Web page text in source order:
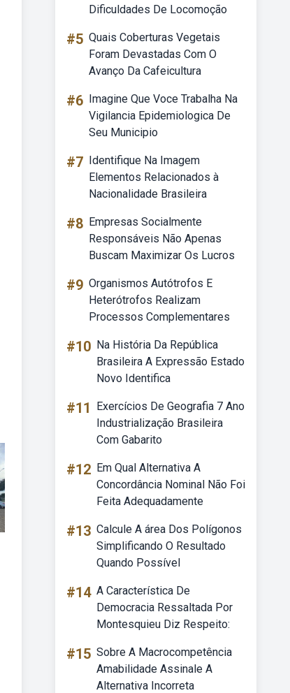
Dificuldades De Locomoção
#5 Quais Coberturas Vegetais
Foram Devastadas Com O
Avanço Da Cafeicultura
#6 Imagine Que Voce Trabalha Na
Vigilancia Epidemiologica De
Seu Municipio
#7 Identifique Na Imagem
Elementos Relacionados à
Nacionalidade Brasileira
#8 Empresas Socialmente
Responsáveis Não Apenas
Buscam Maximizar Os Lucros
#9 Organismos Autótrofos E
Heterótrofos Realizam
Processos Complementares
#10 Na História Da República
Brasileira A Expressão Estado
Novo Identifica
#11
Exercícios De Geografia 7 Ano
Industrialização Brasileira
Com Gabarito
#12 Em Qual Alternativa A
Concordância Nominal Não Foi
Feita Adequadamente
#13 Calcule A área Dos Polígonos
Simplificando O Resultado
Quando Possível
#14 A Característica De
Democracia Ressaltada Por
Montesquieu Diz Respeito:
#15 Sobre A Macrocompetência
Amabilidade Assinale A
Alternativa Incorreta